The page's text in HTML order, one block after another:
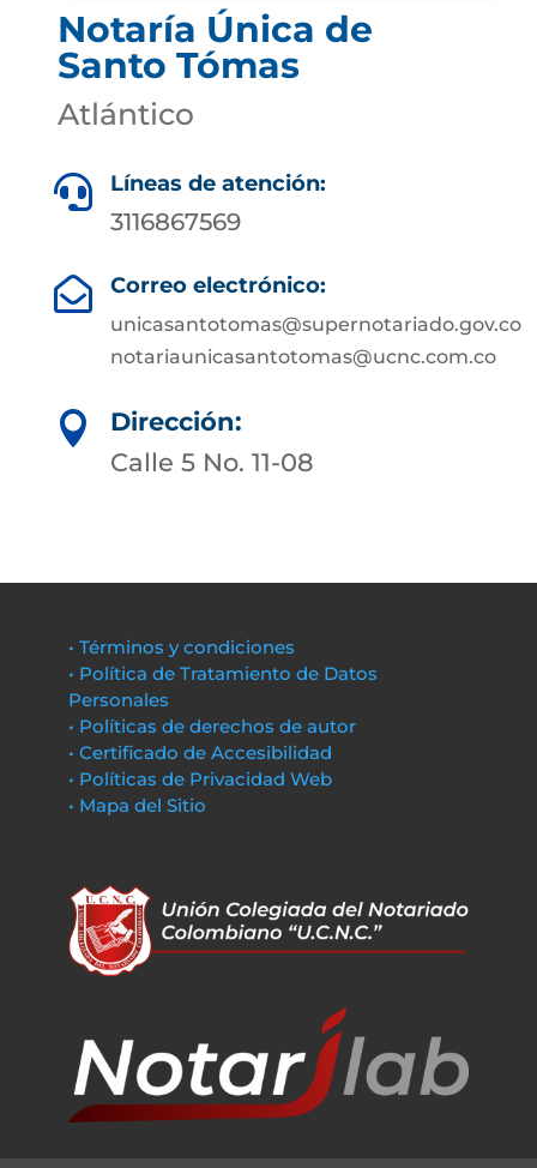
Notaría Única de
Santo Tómas
Atlántico
 Líneas de atención:
3116867569
 Correo electrónico:
unicasantotomas@supernotariado.gov.co
notariaunicasantotomas@ucnc.com.co

Dirección:
Calle 5 No. 11-08
• Términos y condiciones
• Política de Tratamiento de Datos
Personales
• Políticas de derechos de autor
• Certificado de Accesibilidad
• Políticas de Privacidad Web
• Mapa del Sitio